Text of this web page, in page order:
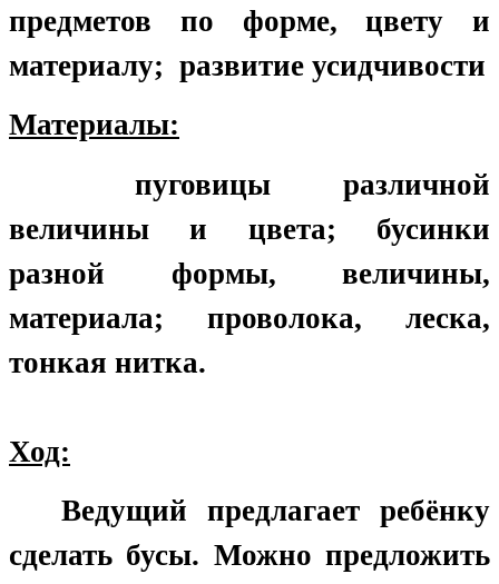
предметов по форме, цвету и
материалу; развитие усидчивости
Материалы:
пуговицы различной
величины и цвета; бусинки
разной формы, величины,
материала; проволока, леска,
тонкая нитка.
Ход:
Ведущий предлагает ребёнку
сделать бусы. Можно предложить